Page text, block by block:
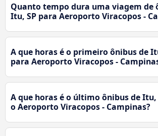
Quanto tempo dura uma viagem de
Itu, SP para Aeroporto Viracopos -
A que horas é o primeiro ônibus de
para Aeroporto Viracopos -
A que horas é o último ônibus de Itu,
o Aeroporto Viracopos - Campinas?